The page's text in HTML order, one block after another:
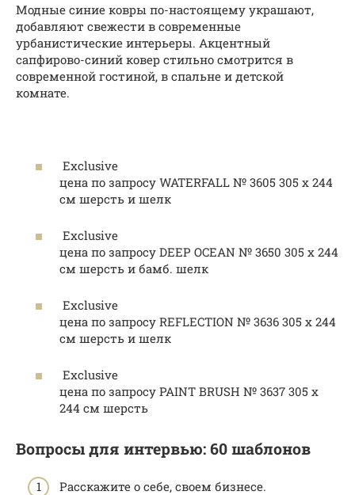
Модные синие ковры по-настоящему украшают,
добавляют свежести в современные
урбанистические интерьеры. Акцентный
сапфирово-синий ковер стильно смотрится в
современной гостиной, в спальне и детской
комнате.
Exclusive
цена по запросу WATERFALL № 3605 305 х 244
см шерсть и шелк
Exclusive
цена по запросу DEEP OCEAN № 3650 305 х 244
см шерсть и бамб. шелк
Exclusive
цена по запросу REFLECTION № 3636 305 х 244
см шерсть и шелк
Exclusive
цена по запросу PAINT BRUSH № 3637 305 х
244 см шерсть
Вопросы для интервью: 60 шаблонов
Расскажите о себе, своем бизнесе.